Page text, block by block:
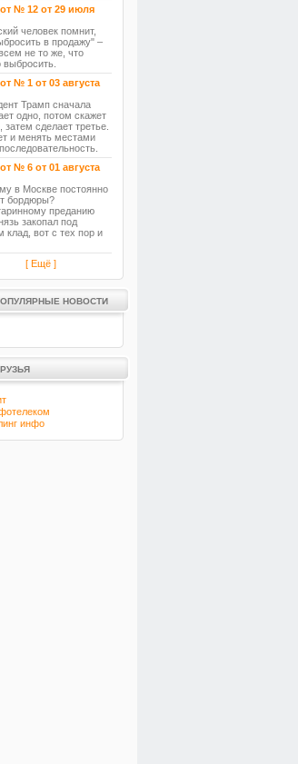
№ 12 от 29 июля
человек помнит,
в продажу" –
не то же, что
выбросить.
№ 1 от 03 августа
Трамп сначала
одно, потом скажет
затем сделает третье.
и менять местами
№ 6 от 01 августа
в Москве постоянно
бордюры?
преданию
закопал под
клад, вот с тех пор и
[ Ещё ]
НОВОСТИ
инфо